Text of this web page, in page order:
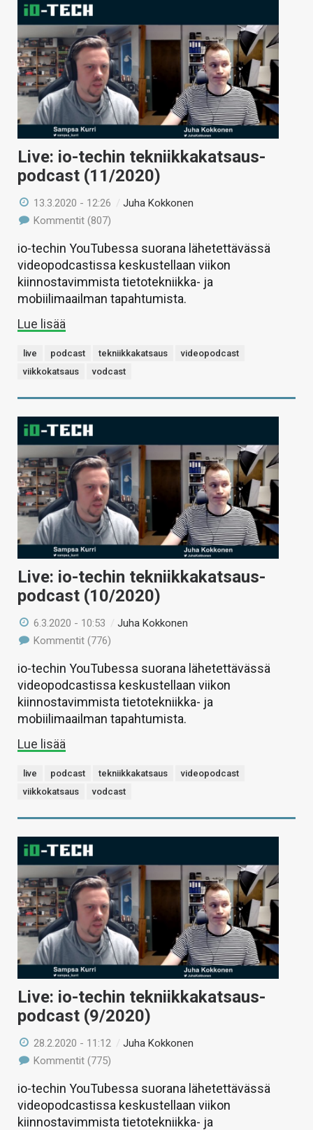
Live: io-techin tekniikkakatsaus-
podcast (11/2020)
13.3.2020 - 12:26 /Juha Kokkonen
Kommentit (807)
io-techin YouTubessa suorana lähetettävässä
videopodcastissa keskustellaan viikon
kiinnostavimmista tietotekniikka- ja
mobiilimaailman tapahtumista.
Lue lisää
live podcast tekniikkakatsaus
videopodcast
viikkokatsaus
vodcast
Live: io-techin tekniikkakatsaus-
podcast (10/2020)
6.3.2020 - 10:53 /Juha Kokkonen
Kommentit (776)
io-techin YouTubessa suorana lähetettävässä
videopodcastissa keskustellaan viikon
kiinnostavimmista tietotekniikka- ja
mobiilimaailman tapahtumista.
Lue lisää
live podcast tekniikkakatsaus
videopodcast
viikkokatsaus
vodcast
Live: io-techin tekniikkakatsaus-
podcast (9/2020)
28.2.2020 - 11:12 /Juha Kokkonen
Kommentit (775)
io-techin YouTubessa suorana lähetettävässä
videopodcastissa keskustellaan viikon
kiinnostavimmista tietotekniikka- ja